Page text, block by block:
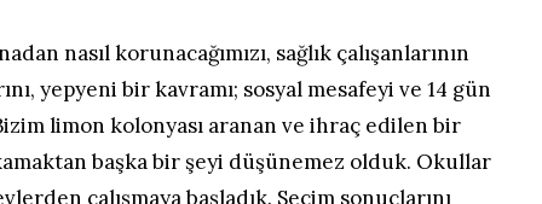
nasıl korunacağımızı, sağlık çalışanlarının
yepyeni bir kavramı; sosyal mesafeyi ve 14 gün
limon kolonyası aranan ve ihraç edilen bir
başka bir şeyi düşünemez olduk. Okullar
çalışmaya başladık. Seçim sonuçlarını